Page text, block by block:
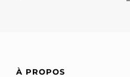
À PROPOS